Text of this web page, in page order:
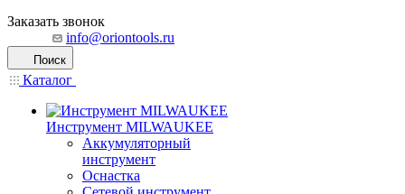
Заказать звонок
info@oriontools.ru
Поиск
Каталог
Инструмент MILWAUKEE
Аккумуляторный
инструмент
Оснастка